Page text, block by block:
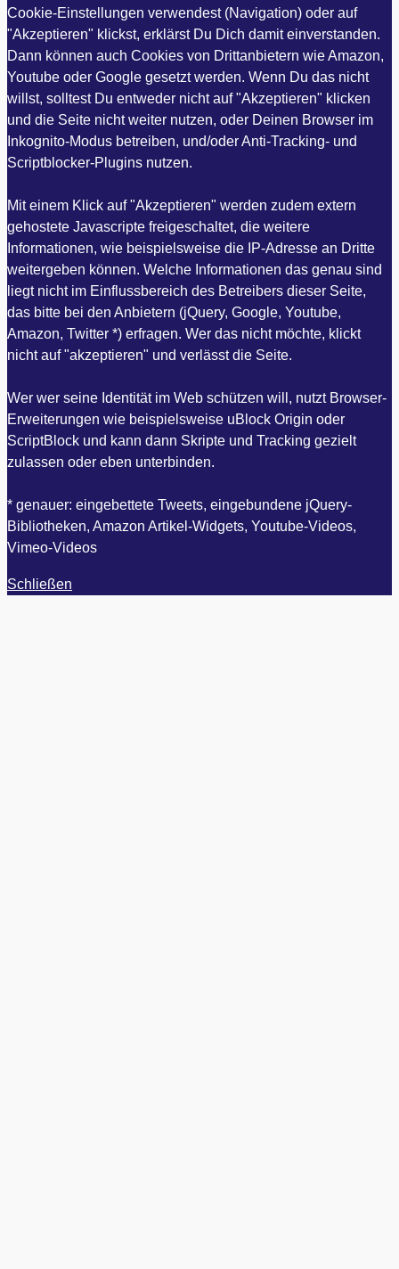
Cookie-Einstellungen verwendest (Navigation) oder auf
"Akzeptieren" klickst, erklärst Du Dich damit einverstanden.
Dann können auch Cookies von Drittanbietern wie Amazon,
Youtube oder Google gesetzt werden. Wenn Du das nicht
willst, solltest Du entweder nicht auf "Akzeptieren" klicken
und die Seite nicht weiter nutzen, oder Deinen Browser im
Inkognito-Modus betreiben, und/oder Anti-Tracking- und
Scriptblocker-Plugins nutzen.
Mit einem Klick auf "Akzeptieren" werden zudem extern
gehostete Javascripte freigeschaltet, die weitere
Informationen, wie beispielsweise die IP-Adresse an Dritte
weitergeben können. Welche Informationen das genau sind
liegt nicht im Einflussbereich des Betreibers dieser Seite,
das bitte bei den Anbietern (jQuery, Google, Youtube,
Amazon, Twitter *) erfragen. Wer das nicht möchte, klickt
nicht auf "akzeptieren" und verlässt die Seite.
Wer wer seine Identität im Web schützen will, nutzt Browser-
Erweiterungen wie beispielsweise uBlock Origin oder
ScriptBlock und kann dann Skripte und Tracking gezielt
zulassen oder eben unterbinden.
* genauer: eingebettete Tweets, eingebundene jQuery-
Bibliotheken, Amazon Artikel-Widgets, Youtube-Videos,
Vimeo-Videos
Schließen